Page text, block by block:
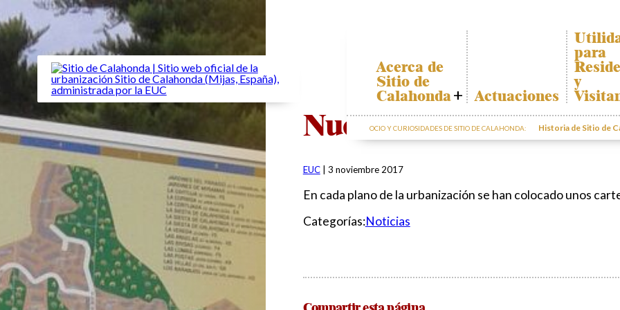
Acerca de
Sitio de
Calahonda
Quiénes somos
Junta Directiva
Actas e
Anuales
Contactar
Actuaciones
para
y
Plano de
OCIO Y CURIOSIDADES DE SITIO DE CALAHONDA: Historia de Sitio de
Nueva señalización
EUC 3 noviembre 2017
En cada plano de la urbanización se han colocado unos
Categorías:Noticias